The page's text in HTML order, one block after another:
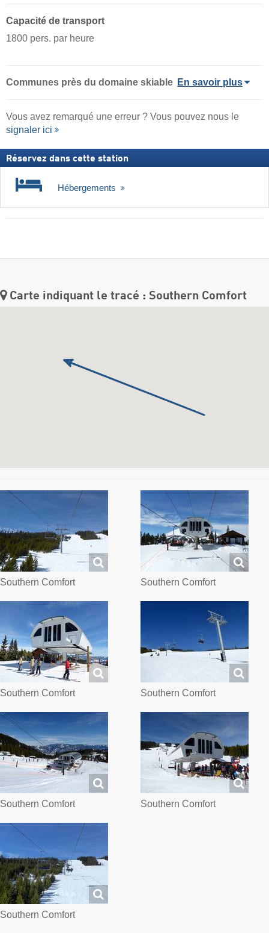
Capacité de transport
1800 pers. par heure
Communes près du domaine skiable En savoir plus
Vous avez remarqué une erreur ? Vous pouvez nous le
signaler ici
Réservez dans cette station
Hébergements
Carte indiquant le tracé : Southern Comfort
Southern Comfort Southern Comfort
Southern Comfort Southern Comfort
Southern Comfort Southern Comfort
Southern Comfort